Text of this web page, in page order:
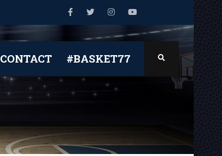
CONTACT #BASKET77